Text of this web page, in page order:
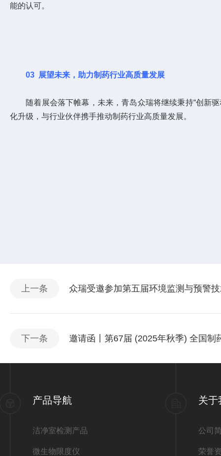
能的认可。
03 展望未来，助力制药行业高质量发展
随着展会落下帷幕，未来，青岛众瑞将继续秉持“创新驱
化升级，与行业伙伴携手推动制药行业高质量发展。
上一条 众瑞受邀参加第五届环境监测与预警
下一条 邀请函丨第67届 (2025年秋季) 全国
产品导航
洁净室检测产品
微生物限度仪
关于
公司
荣誉